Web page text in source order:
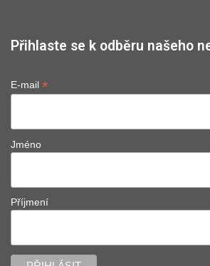
Přihlaste se k odběru našeho
E-mail *
Jméno
Příjmení